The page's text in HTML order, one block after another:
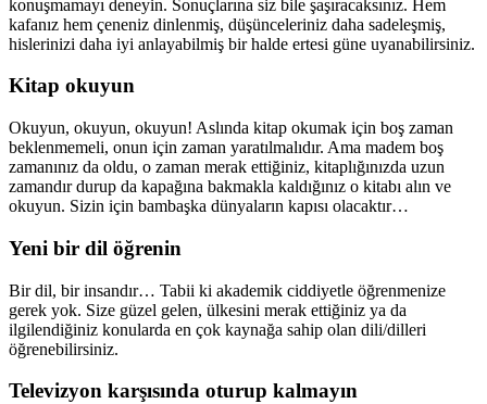
konuşmamayı deneyin. Sonuçlarına siz bile şaşıracaksınız. Hem
kafanız hem çeneniz dinlenmiş, düşünceleriniz daha sadeleşmiş,
hislerinizi daha iyi anlayabilmiş bir halde ertesi güne uyanabilirsiniz.
Kitap okuyun
Okuyun, okuyun, okuyun! Aslında kitap okumak için boş zaman
beklenmemeli, onun için zaman yaratılmalıdır. Ama madem boş
zamanınız da oldu, o zaman merak ettiğiniz, kitaplığınızda uzun
zamandır durup da kapağına bakmakla kaldığınız o kitabı alın ve
okuyun. Sizin için bambaşka dünyaların kapısı olacaktır…
Yeni bir dil öğrenin
Bir dil, bir insandır… Tabii ki akademik ciddiyetle öğrenmenize
gerek yok. Size güzel gelen, ülkesini merak ettiğiniz ya da
ilgilendiğiniz konularda en çok kaynağa sahip olan dili/dilleri
öğrenebilirsiniz.
Televizyon karşısında oturup kalmayın